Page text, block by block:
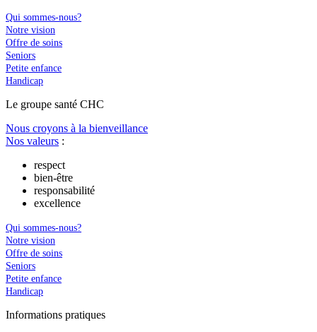
Qui sommes-nous?
Notre vision
Offre de soins
Seniors
Petite enfance
Handicap
Le groupe santé CHC
Nous croyons à la bienveillance
Nos valeurs :
respect
bien-être
responsabilité
excellence
Qui sommes-nous?
Notre vision
Offre de soins
Seniors
Petite enfance
Handicap
Informations pratiques